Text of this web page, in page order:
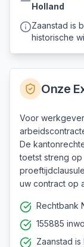
Holland
Zaanstad is
historische
Onze
Voor
De
toetst streng
uw contract op
Rechtbank
155885
Zaanstad